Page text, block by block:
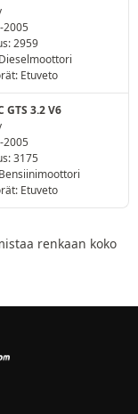
2005
2959
Etuveto
GTS 3.2 V6
2005
3175
Etuveto
renkaan koko